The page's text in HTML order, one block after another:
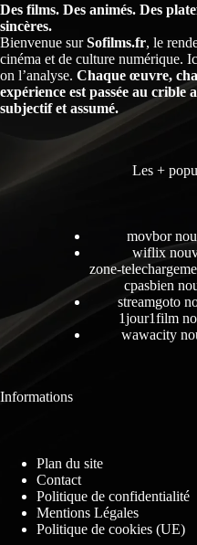
Des films. Des animés. Des
sincères.
Bienvenue surSofilms.fr, le
cinéma et de culture numérique.
on l’analyse. Chaque œuvre,
expérience est passée au crible
subjectif et assumé.
Les +
movbor
wiflix
zone-
cpasbien
streamgoto
1jour1film
wawacity
Informations
Plan du site
Contact
Politique de confidentialité
Mentions Légales
Politique de cookies (UE)